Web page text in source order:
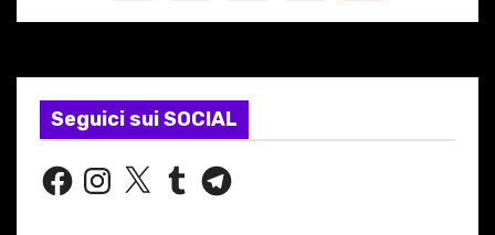
a
g
i
n
a
Seguici sui SOCIAL
F
a n
X T T
e